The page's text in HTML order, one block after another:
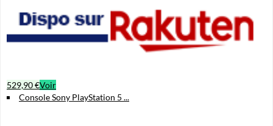
529,90 €Voir
Console Sony PlayStation 5 ...